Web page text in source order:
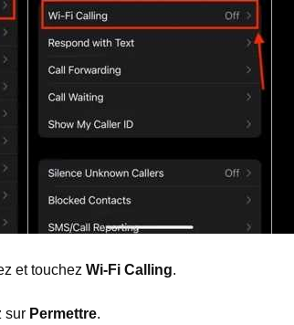
et touchez Wi-Fi Calling.
sur Permettre.